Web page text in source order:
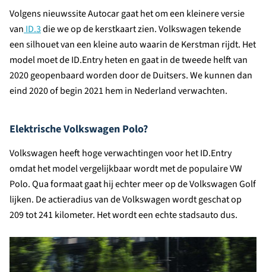
Volgens nieuwssite Autocar gaat het om een kleinere versie
van ID.3die we op de kerstkaart zien. Volkswagen tekende
een silhouet van een kleine auto waarin de Kerstman rijdt. Het
model moet de ID.Entry heten en gaat in de tweede helft van
2020 geopenbaard worden door de Duitsers. We kunnen dan
eind 2020 of begin 2021 hem in Nederland verwachten.
Elektrische Volkswagen Polo?
Volkswagen heeft hoge verwachtingen voor het ID.Entry
omdat het model vergelijkbaar wordt met de populaire VW
Polo. Qua formaat gaat hij echter meer op de Volkswagen Golf
lijken. De actieradius van de Volkswagen wordt geschat op
209 tot 241 kilometer. Het wordt een echte stadsauto dus.